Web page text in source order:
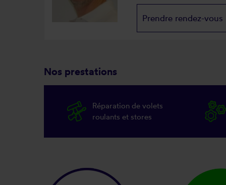
Prendre rendez-vous
Nos prestations
Réparation de volets
roulants et stores